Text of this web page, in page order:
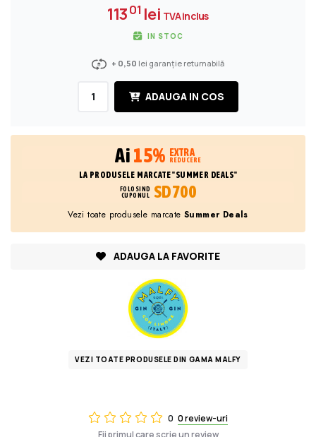
0 0 review-uri
Fii primul care scrie un review
11301lei TVA inclus
IN STOC
+ 0,50 lei garanție returnabilă
ADAUGA IN COS
Ai15% EXTRA
REDUCERE
LA PRODUSELE MARCATE "SUMMER DEALS"
FOLOSIND
CUPONUL
SD700
Vezi toate produsele marcate Summer Deals
ADAUGA LA FAVORITE
VEZI TOATE PRODUSELE DIN GAMA MALFY